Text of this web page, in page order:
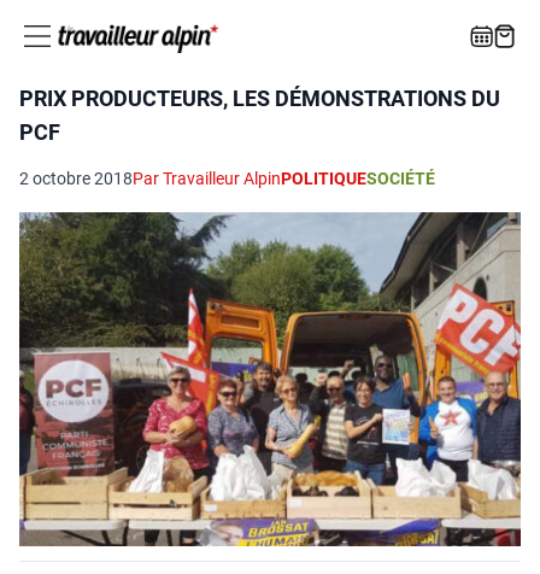
PRIX PRODUCTEURS, LES DÉMONSTRATIONS DU
PCF
2 octobre 2018Par Travailleur AlpinPOLITIQUESOCIÉTÉ